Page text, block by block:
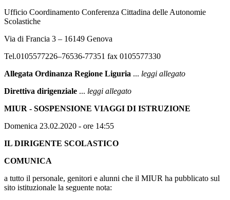
Ufficio Coordinamento Conferenza Cittadina delle Autonomie
Scolastiche
Via di Francia 3 – 16149 Genova
Tel.0105577226–76536-77351 fax 0105577330
Allegata Ordinanza Regione Liguria ... leggi allegato
Direttiva dirigenziale ... leggi allegato
MIUR - SOSPENSIONE VIAGGI DI ISTRUZIONE
Domenica 23.02.2020 - ore 14:55
IL DIRIGENTE SCOLASTICO
COMUNICA
a tutto il personale, genitori e alunni che il MIUR ha pubblicato sul
sito istituzionale la seguente nota: